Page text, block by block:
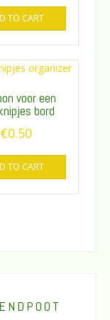
TO CART
voor een
bord
€0.50
TO CART